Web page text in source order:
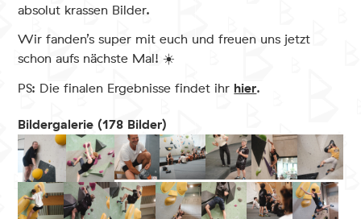
absolut krassen Bilder.
Wir fanden’s super mit euch und freuen uns jetzt
schon aufs nächste Mal! ☀️
PS: Die finalen Ergebnisse findet ihr hier.
Bildergalerie (178 Bilder)